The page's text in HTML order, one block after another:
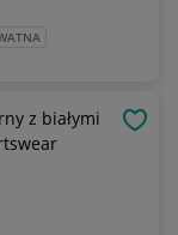
z białymi